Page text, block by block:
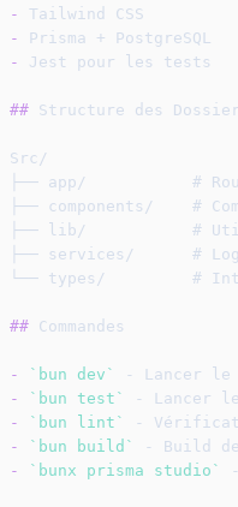
-
Tailwind CSS
-
Prisma + PostgreSQL
-
Jest pour les tests
## Structure des
Src/
├── app/           #
├── components/    #
├── lib/           #
├── services/      #
└── types/         #
## Commandes
- `bun dev`
- Lancer le
-
`bun test`
- Lancer
-
`bun lint`
-
-
`bun build`
- Build
-
`bunx prisma studio`